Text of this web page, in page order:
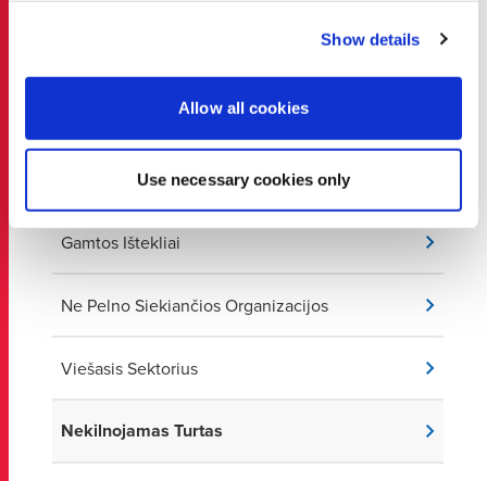
Show details
Allow all cookies
Use necessary cookies only
Sveikatos Apsauga
Gamtos Ištekliai
Ne Pelno Siekiančios Organizacijos
Viešasis Sektorius
Nekilnojamas Turtas